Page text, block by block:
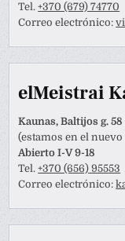
Tel.+370 (679) 74770
Correo electrónico:
elMeistrai
Kaunas, Baltijos g.
(estamos en el
Abierto I-V 9-18
Tel.+370 (656) 95553
Correo electrónico: